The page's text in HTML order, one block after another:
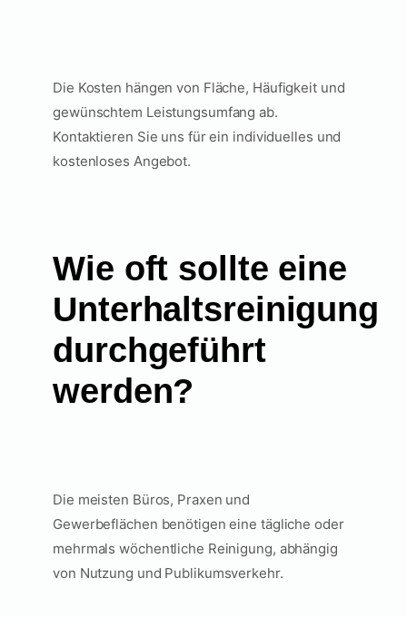
Die Kosten hängen von Fläche, Häufigkeit und
gewünschtem Leistungsumfang ab.
Kontaktieren Sie uns für ein individuelles und
kostenloses Angebot.
Wie oft sollte eine
Unterhaltsreinigung
durchgeführt
werden?
Die meisten Büros, Praxen und
Gewerbeflächen benötigen eine tägliche oder
mehrmals wöchentliche Reinigung, abhängig
von Nutzung und Publikumsverkehr.